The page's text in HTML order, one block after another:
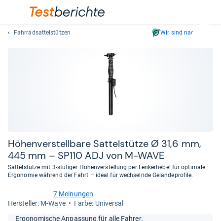
und
sich
Fahrradsattelstützen Wir sind nachhaltig
Höhen­ver­stell­bare Sat­tel­stütze Ø 31,6 mm,
445 mm – SP110 ADJ von M-​WAVE
Sattelstütze mit 3-stufiger Höhenverstellung per Lenkerhebel für optimale
Ergonomie während der Fahrt – ideal für wechselnde Geländeprofile.
von
7 Meinungen
Her­stel­ler: M-Wave
Farbe: Universal
Ergonomische Anpassung für alle Fahrer.